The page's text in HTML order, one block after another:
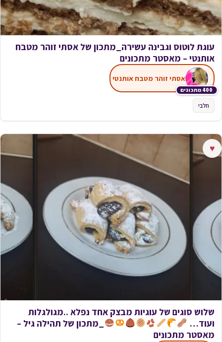
עוגת לוטוס וגבינה עשירה_מתכון של אסתי זוהר מטבח
אותנטי – מאסטר מתכונים
400 מתכונים
אסתי זוהר מטבח אותנטי
חלבי
♥
שלוש סוגים של עוגיות מבצק אחד נפלא ..מגולגלות
ועוד…
_מתכון של תהילה גיל –
מאסטר מתכונים